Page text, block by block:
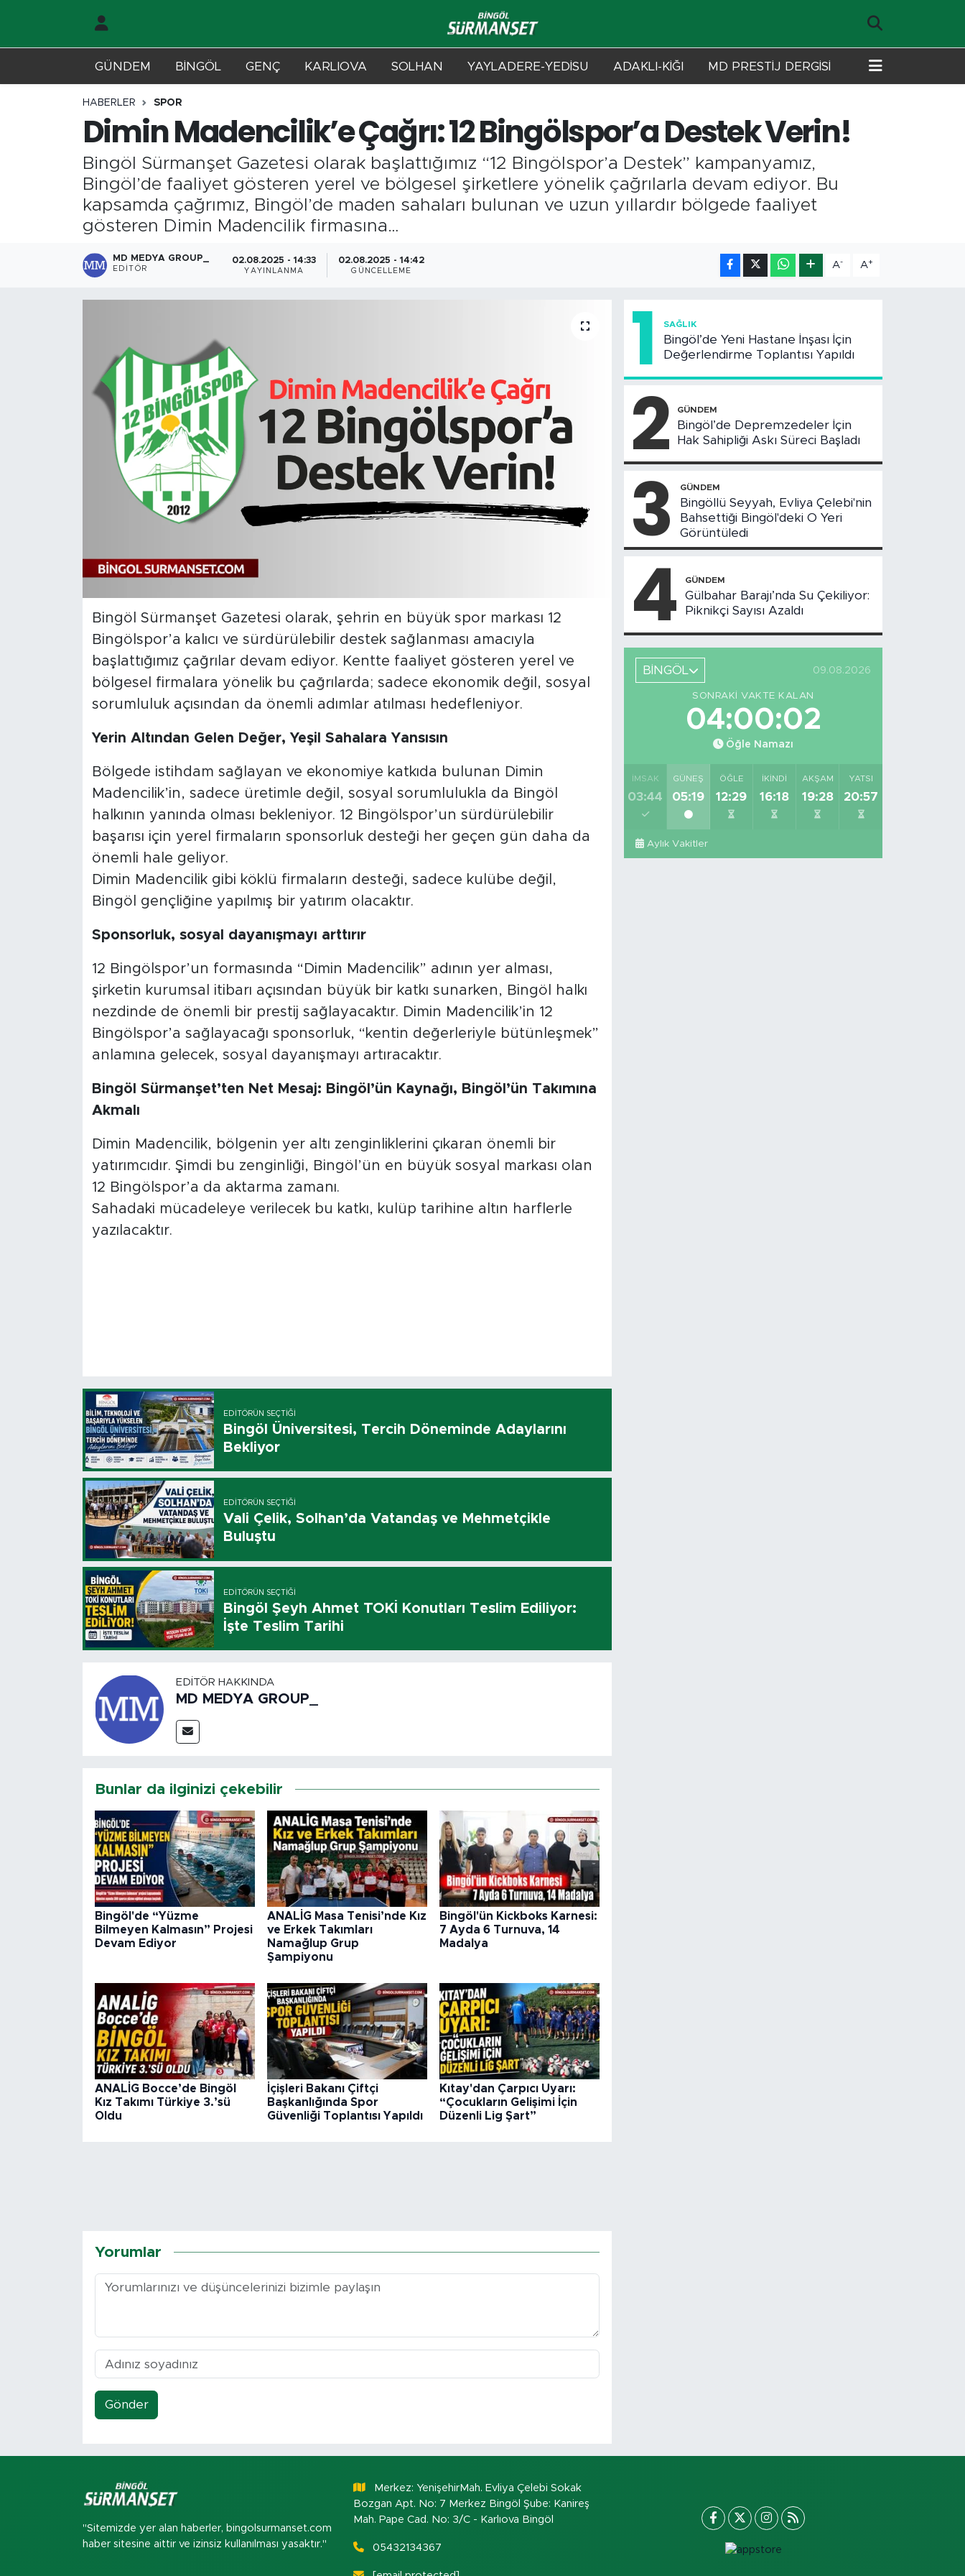
GÜNDEM BİNGÖL GENÇ KARLIOVA SOLHAN YAYLADERE-YEDİSU ADAKLI-KİĞI MD PRESTİJ DERGİSİ
HABERLER SPOR
Dimin Madencilik’e Çağrı: 12 Bingölspor’a Destek Verin!
Bingöl Sürmanşet Gazetesi olarak başlattığımız “12 Bingölspor’a Destek” kampanyamız,
Bingöl’de faaliyet gösteren yerel ve bölgesel şirketlere yönelik çağrılarla devam ediyor. Bu
kapsamda çağrımız, Bingöl’de maden sahaları bulunan ve uzun yıllardır bölgede faaliyet
gösteren Dimin Madencilik firmasına…
MD MEDYA GROUP_
EDITÖR
02.08.2025 - 14:33
YAYINLANMA
02.08.2025 - 14:42
GÜNCELLEME
A- A+
Bingöl Sürmanşet Gazetesi olarak, şehrin en büyük spor markası 12
Bingölspor’a kalıcı ve sürdürülebilir destek sağlanması amacıyla
başlattığımız çağrılar devam ediyor. Kentte faaliyet gösteren yerel ve
bölgesel firmalara yönelik bu çağrılarda; sadece ekonomik değil, sosyal
sorumluluk açısından da önemli adımlar atılması hedefleniyor.
Yerin Altından Gelen Değer, Yeşil Sahalara Yansısın
Bölgede istihdam sağlayan ve ekonomiye katkıda bulunan Dimin
Madencilik’in, sadece üretimle değil, sosyal sorumlulukla da Bingöl
halkının yanında olması bekleniyor. 12 Bingölspor’un sürdürülebilir
başarısı için yerel firmaların sponsorluk desteği her geçen gün daha da
önemli hale geliyor.
Dimin Madencilik gibi köklü firmaların desteği, sadece kulübe değil,
Bingöl gençliğine yapılmış bir yatırım olacaktır.
Sponsorluk, sosyal dayanışmayı arttırır
12 Bingölspor’un formasında “Dimin Madencilik” adının yer alması,
şirketin kurumsal itibarı açısından büyük bir katkı sunarken, Bingöl halkı
nezdinde de önemli bir prestij sağlayacaktır. Dimin Madencilik’in 12
Bingölspor’a sağlayacağı sponsorluk, “kentin değerleriyle bütünleşmek”
anlamına gelecek, sosyal dayanışmayı artıracaktır.
Bingöl Sürmanşet’ten Net Mesaj: Bingöl’ün Kaynağı, Bingöl’ün Takımına
Akmalı
Dimin Madencilik, bölgenin yer altı zenginliklerini çıkaran önemli bir
yatırımcıdır. Şimdi bu zenginliği, Bingöl’ün en büyük sosyal markası olan
12 Bingölspor’a da aktarma zamanı.
Sahadaki mücadeleye verilecek bu katkı, kulüp tarihine altın harflerle
yazılacaktır.
EDITÖRÜN SEÇTIĞI
Bingöl Üniversitesi, Tercih Döneminde Adaylarını
Bekliyor
EDITÖRÜN SEÇTIĞI
Vali Çelik, Solhan’da Vatandaş ve Mehmetçikle
Buluştu
EDITÖRÜN SEÇTIĞI
Bingöl Şeyh Ahmet TOKİ Konutları Teslim Ediliyor:
İşte Teslim Tarihi
EDITÖR HAKKINDA
MD MEDYA GROUP_
Bunlar da ilginizi çekebilir
Bingöl'de “Yüzme
Bilmeyen Kalmasın” Projesi
Devam Ediyor
ANALİG Masa Tenisi’nde Kız
ve Erkek Takımları
Namağlup Grup
Şampiyonu
Bingöl'ün Kickboks Karnesi:
7 Ayda 6 Turnuva, 14
Madalya
ANALİG Bocce’de Bingöl
Kız Takımı Türkiye 3.’sü
Oldu
İçişleri Bakanı Çiftçi
Başkanlığında Spor
Güvenliği Toplantısı Yapıldı
Kıtay'dan Çarpıcı Uyarı:
“Çocukların Gelişimi İçin
Düzenli Lig Şart”
Yorumlar
Gönder
1 SAĞLIK
Bingöl’de Yeni Hastane İnşası İçin
Değerlendirme Toplantısı Yapıldı
2 GÜNDEM
Bingöl’de Depremzedeler İçin
Hak Sahipliği Askı Süreci Başladı
3 GÜNDEM
Bingöllü Seyyah, Evliya Çelebi'nin
Bahsettiği Bingöl'deki O Yeri
Görüntüledi
4 GÜNDEM
Gülbahar Barajı’nda Su Çekiliyor:
Piknikçi Sayısı Azaldı
BİNGÖL 09.08.2026
SONRAKI VAKTE KALAN
04:00:01
Öğle Namazı
İMSAK
03:44
GÜNEŞ
05:19
ÖĞLE
12:29
İKINDI
16:18
AKŞAM
19:28
YATSI
20:57
Aylık Vakitler
"Sitemizde yer alan haberler, bingolsurmanset.com
haber sitesine aittir ve izinsiz kullanılması yasaktır."
Merkez: YenişehirMah. Evliya Çelebi Sokak
Bozgan Apt. No: 7 Merkez Bingöl Şube: Kanireş
Mah. Pape Cad. No: 3/C - Karlıova Bingöl
05432134367
Karlıova
Adaklı-Kiğı
Yayladere-Yedisu
MD Prestij Dergisi
Tavz Der
Merkez Trafik Yoğunluk Haritası
Süper Lig Puan Durumu ve Fikstür
Tüm Manşetler
Son Dakika Haberleri
Haber Arşivi